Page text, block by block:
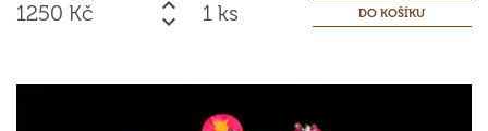
1250 Kč ks